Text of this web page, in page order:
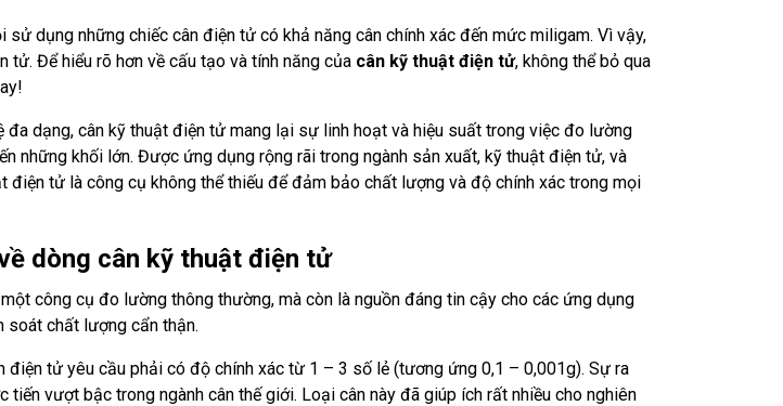
sử dụng những chiếc cân điện tử có khả năng cân chính xác đến mức miligam. Vì vậy,
tử. Để hiểu rõ hơn về cấu tạo và tính năng của cân kỹ thuật điện tử, không thể bỏ qua
đa dạng, cân kỹ thuật điện tử mang lại sự linh hoạt và hiệu suất trong việc đo lường
những khối lớn. Được ứng dụng rộng rãi trong ngành sản xuất, kỹ thuật điện tử, và
điện tử là công cụ không thể thiếu để đảm bảo chất lượng và độ chính xác trong mọi
dòng cân kỹ thuật điện tử
công cụ đo lường thông thường, mà còn là nguồn đáng tin cậy cho các ứng dụng
soát chất lượng cẩn thận.
điện tử yêu cầu phải có độ chính xác từ 1 – 3 số lẻ (tương ứng 0,1 – 0,001g). Sự ra
tiến vượt bậc trong ngành cân thế giới. Loại cân này đã giúp ích rất nhiều cho nghiên